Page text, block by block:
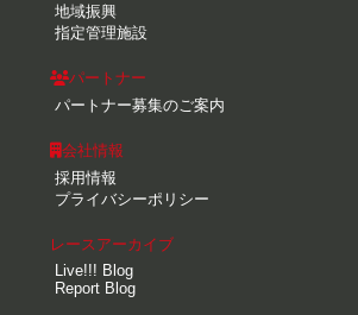
地域振興
指定管理施設
パートナー
パートナー募集のご案内
会社情報
採用情報
プライバシーポリシー
レースアーカイブ
Live!!! Blog
Report Blog